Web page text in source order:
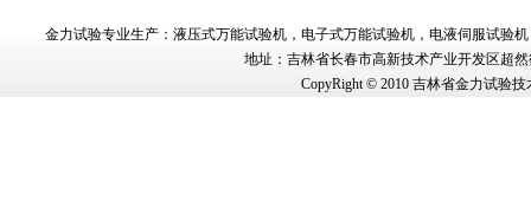
金力试验专业生产： 液压式万能试验机， 电子式万能试验机， 电液伺服试验机
地址：吉林省长春市高新技术产业开发区超然
CopyRight © 2010 吉林省金力试验技